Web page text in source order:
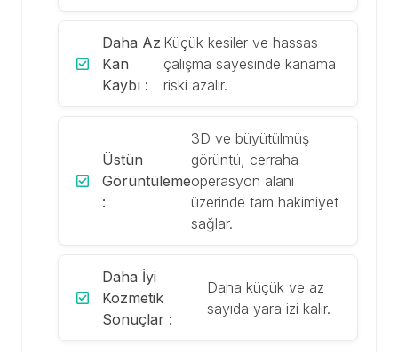
Daha Az
Kan
Kaybı :
Küçük kesiler ve hassas
çalışma sayesinde kanama
riski azalır.
Üstün
Görüntüleme
:
3D ve büyütülmüş
görüntü, cerraha
operasyon alanı
üzerinde tam hakimiyet
sağlar.
Daha İyi
Kozmetik
Sonuçlar :
Daha küçük ve az
sayıda yara izi kalır.